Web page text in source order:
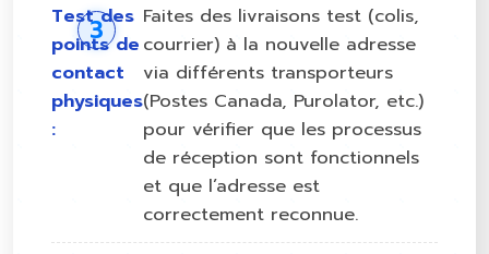
Test des
points de
contact
physiques
:
Faites des livraisons test (colis,
courrier) à la nouvelle adresse
via différents transporteurs
(Postes Canada, Purolator, etc.)
pour vérifier que les processus
de réception sont fonctionnels
et que l’adresse est
correctement reconnue.